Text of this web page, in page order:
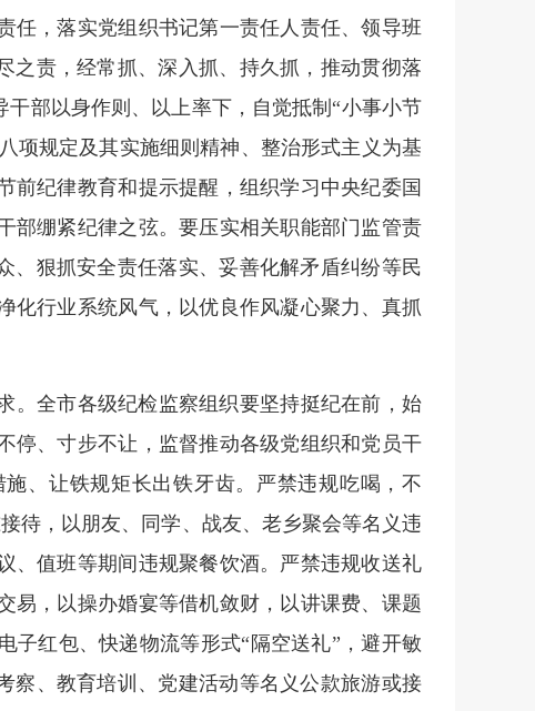
任，落实党组织书记第一责任人责任、领导班
之责，经常抓、深入抓、持久抓，推动贯彻落
部以身作则、以上率下，自觉抵制“小事小节
项规定及其实施细则精神、整治形式主义为基
前纪律教育和提示提醒，组织学习中央纪委国
部绷紧纪律之弦。要压实相关职能部门监管责
、狠抓安全责任落实、妥善化解矛盾纠纷等民
化行业系统风气，以优良作风凝心聚力、真抓
。全市各级纪检监察组织要坚持挺纪在前，始
停、寸步不让，监督推动各级党组织和党员干
、让铁规矩长出铁牙齿。严禁违规吃喝，不
待，以朋友、同学、战友、老乡聚会等名义违
、值班等期间违规聚餐饮酒。严禁违规收送礼
易，以操办婚宴等借机敛财，以讲课费、课题
子红包、快递物流等形式“隔空送礼”，避开敏
察、教育培训、党建活动等名义公款旅游或接